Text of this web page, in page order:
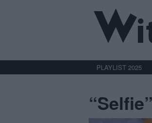
PLAYLIST 2025